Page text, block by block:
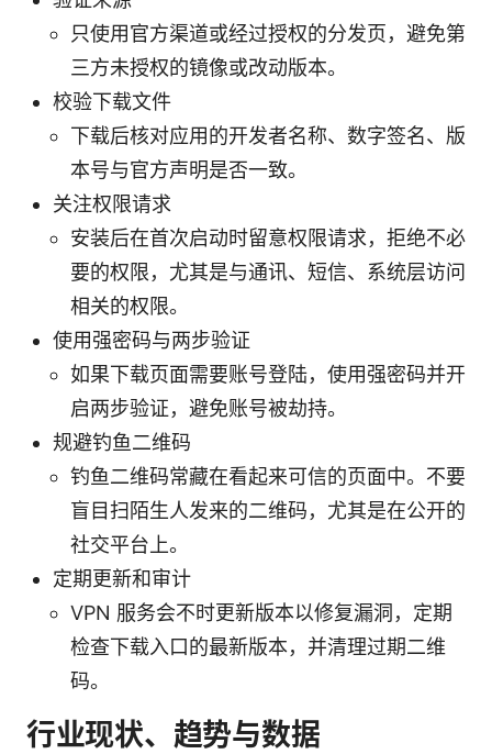
只使用官方渠道或经过授权的分发页，避免第
三方未授权的镜像或改动版本。
校验下载文件
下载后核对应用的开发者名称、数字签名、版
本号与官方声明是否一致。
关注权限请求
安装后在首次启动时留意权限请求，拒绝不必
要的权限，尤其是与通讯、短信、系统层访问
相关的权限。
使用强密码与两步验证
如果下载页面需要账号登陆，使用强密码并开
启两步验证，避免账号被劫持。
规避钓鱼二维码
钓鱼二维码常藏在看起来可信的页面中。不要
盲目扫陌生人发来的二维码，尤其是在公开的
社交平台上。
定期更新和审计
VPN 服务会不时更新版本以修复漏洞，定期
检查下载入口的最新版本，并清理过期二维
码。
行业现状、趋势与数据